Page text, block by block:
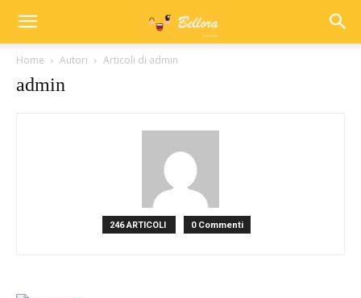
Home Autori Articoli di admin
admin
246 ARTICOLI 0 Commenti